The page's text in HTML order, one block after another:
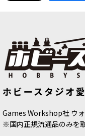
9,400 円(税込)
ホビースタジオ
Games Workshop社 ウ
※国内正規流通品のみを